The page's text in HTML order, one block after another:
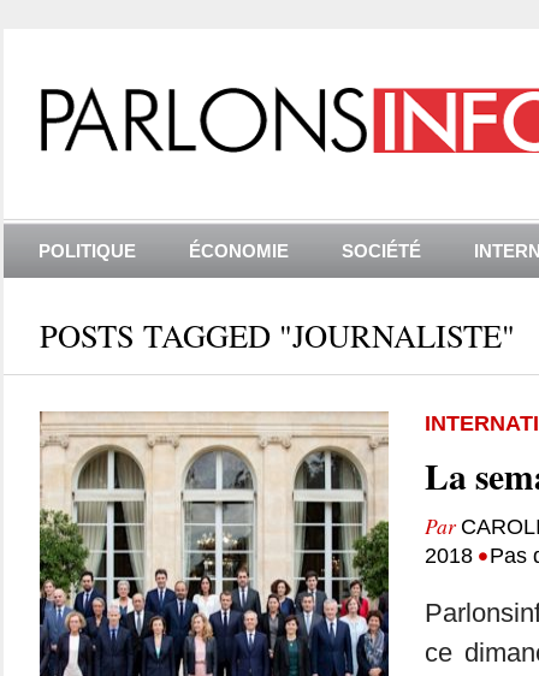
POLITIQUE ÉCONOMIE SOCIÉTÉ
POSTS TAGGED "JOURNALISTE"
La
Par
2018 •Pas
ce